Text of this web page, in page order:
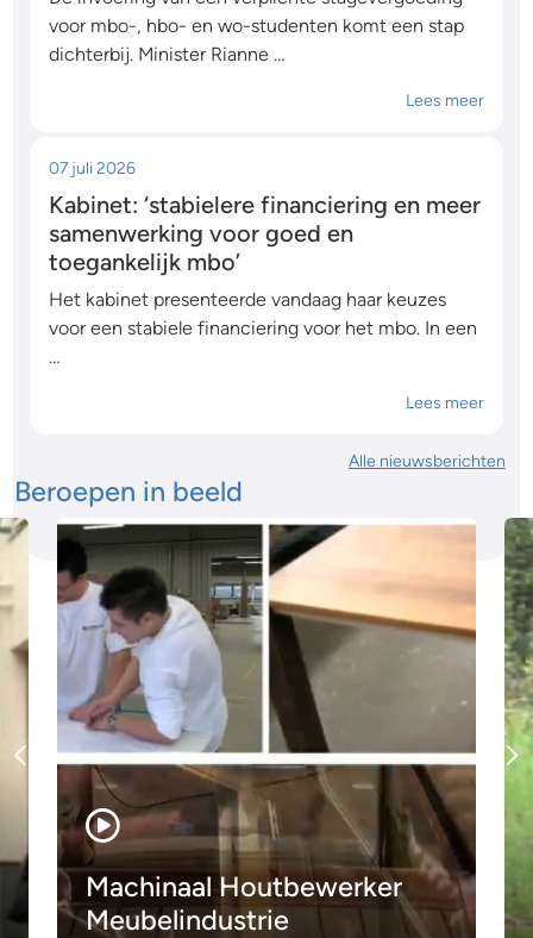
voor mbo-, hbo- en wo-studenten komt een stap
dichterbij. Minister Rianne …
Lees meer
07 juli 2026
Kabinet: ‘stabielere financiering en meer
samenwerking voor goed en
toegankelijk mbo’
Het kabinet presenteerde vandaag haar keuzes
voor een stabiele financiering voor het mbo. In een
…
Lees meer
Alle nieuwsberichten
Beroepen in beeld
Machinaal Houtbewerker
Meubelindustrie